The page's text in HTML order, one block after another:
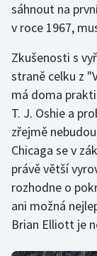
sáhnout na
v roce 1967,
Zkušenosti s
straně celku z
má doma
T. J. Oshie a
zřejmě
Chicaga se v
právě větší
rozhodne o
ani možná
Brian Elliott je